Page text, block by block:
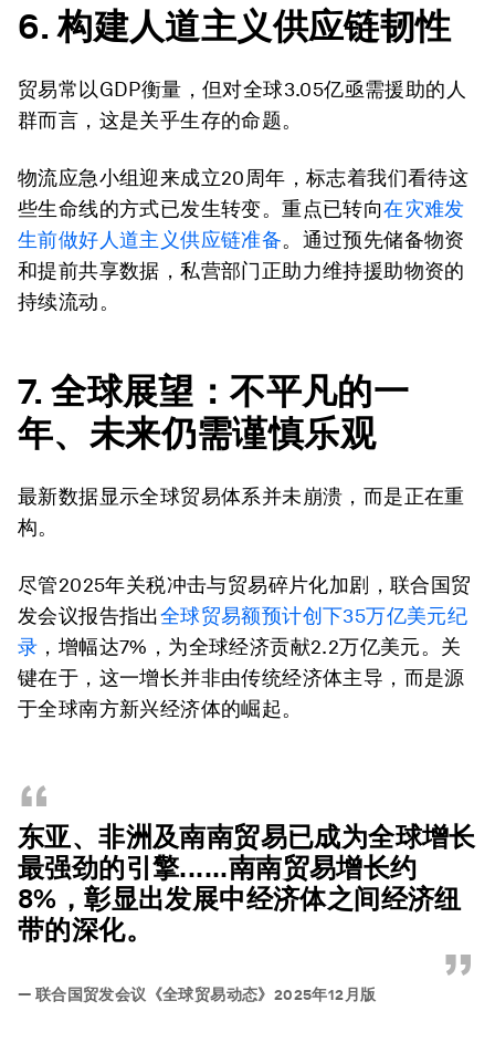
6.构建人道主义供应链韧性
贸易常以GDP衡量，但对全球3.05亿亟需援助的人
群而言，这是关乎生存的命题。
物流应急小组迎来成立20周年，标志着我们看待这
些生命线的方式已发生转变。重点已转向在灾难发
生前做好人道主义供应链准备。通过预先储备物资
和提前共享数据，私营部门正助力维持援助物资的
持续流动。
7. 全球展望：不平凡的一
年、未来仍需谨慎乐观
最新数据显示全球贸易体系并未崩溃，而是正在重
构。
尽管2025年关税冲击与贸易碎片化加剧，联合国贸
发会议报告指出全球贸易额预计创下35万亿美元纪
录 ，增幅达7%，为全球经济贡献2.2万亿美元。关
键在于，这一增长并非由传统经济体主导，而是源
于全球南方新兴经济体的崛起。
“
东亚、非洲及南南贸易已成为全球增长
最强劲的引擎......南南贸易增长约
8%，彰显出发展中经济体之间经济纽
带的深化。
”
— 联合国贸发会议《全球贸易动态》2025年12月版